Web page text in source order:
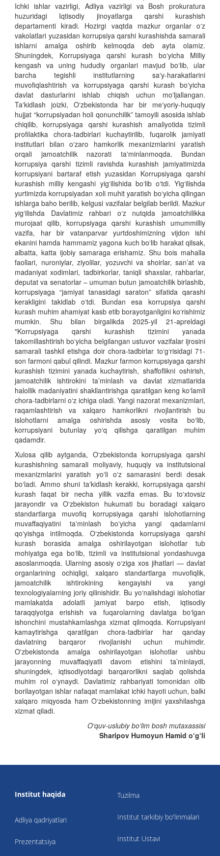
Ichki ishlar vazirligi, Adliya vazirligi va Bosh prokuratura
huzuridagi Iqtisodiy jinoyatlarga qarshi kurashish
departamenti kiradi. Hozirgi vaqtda mazkur organlar o‘z
vakolatlari yuzasidan korrupsiya qarshi kurashishda samarali
ishlarni amalga oshirib kelmoqda deb ayta olamiz.
Shuningdek, Korrupsiyaga qarshi kurash boʻyicha Milliy
kengash va uning hududiy organlari mavjud boʻlib, ular
barcha tegishli institutlarning saʼy-harakatlarini
muvofiqlashtirish va korrupsiyaga qarshi kurash boʻyicha
davlat dasturlarini ishlab chiqish uchun moʻljallangan.
Taʼkidlash joizki, Oʻzbekistonda har bir meʼyoriy-huquqiy
hujjat “korrupsiyadan holi qonunchilik” tamoyili asosida ishlab
chiqilib, korrupsiyaga qarshi kurashish amaliyotida tizimli
profilaktika chora-tadbirlari kuchaytirilib, fuqarolik jamiyati
institutlari bilan oʻzaro hamkorlik mexanizmlarini yaratish
orqali jamoatchilik nazorati taʼminlanmoqda. Bundan
korrupsiya qarshi tizimli ravishda kurashish jamiyatimizda
korrupsiyani bartaraf etish yuzasidan Korrupsiyaga qarshi
kurashish milliy kengashi yig‘ilishida bo‘lib o‘tdi. Yig‘ilishda
yurtimizda korrupsiyadan xoli muhit yaratish bo‘yicha qilingan
ishlarga baho berilib, kelgusi vazifalar belgilab berildi. Mazkur
yig‘ilishda Davlatimiz rahbari o‘z nutqida jamoatchilikka
murojaat qilib, korrupsiyaga qarshi kurashish umummilliy
vazifa, har bir vatanparvar yurtdoshimizning vijdon ishi
ekanini hamda hammamiz yagona kuch bo‘lib harakat qilsak,
albatta, katta ijobiy samaraga erishamiz. Shu bois mahalla
faollari, nuroniylar, ziyolilar, yozuvchi va shoirlar, san’at va
madaniyat xodimlari, tadbirkorlar, taniqli shaxslar, rahbarlar,
deputat va senatorlar – umuman butun jamoatchilik birlashib,
korrupsiyaga “jamiyat tanasidagi saraton” sifatida qarashi
kerakligini takidlab o‘tdi. Bundan esa korrupsiya qarshi
kurash muhim ahamiyat kasb etib borayotganligini ko‘rishimiz
mumkin. Shu bilan birgalikda 2025-yil 21-apreldagi
"Korrupsiyaga qarshi kurashish tizimini yanada
takomillashtirish bo‘yicha belgilangan ustuvor vazifalar ijrosini
samarali tashkil etishga doir chora-tadbirlar to‘g‘risidagi 71-
son farmoni qabul qilindi. Mazkur farmon korrupsiyaga qarshi
kurashish tizimini yanada kuchaytirish, shaffoflikni oshirish,
jamoatchilik ishtirokini ta’minlash va davlat xizmatlarida
halollik madaniyatini shakllantirishga qaratilgan keng ko‘lamli
chora-tadbirlarni o‘z ichiga oladi. Yangi nazorat mexanizmlari,
raqamlashtirish va xalqaro hamkorlikni rivojlantirish bu
islohotlarni amalga oshirishda asosiy vosita bo‘lib,
korrupsiyani butunlay yo‘q qilishga qaratilgan muhim
qadamdir.
Xulosa qilib aytganda, Oʻzbekistonda korrupsiyaga qarshi
kurashishning samarali moliyaviy, huquqiy va institutsional
mexanizmlarini yaratish yoʻli oʻz samarasini berdi desak
boʻladi. Ammo shuni taʼkidlash kerakki, korrupsiyaga qarshi
kurash faqat bir necha yillik vazifa emas. Bu toʻxtovsiz
jarayondir va Oʻzbekiston hukumati bu boradagi xalqaro
standartlarga muvofiq korrupsiyaga qarshi islohotlarning
muvaffaqiyatini taʼminlash boʻyicha yangi qadamlarni
qoʻyishga intilmoqda. O‘zbekistonda korrupsiyaga qarshi
kurash borasida amalga oshirilayotgan islohotlar tub
mohiyatga ega bo‘lib, tizimli va institutsional yondashuvga
asoslanmoqda. Ularning asosiy o‘ziga xos jihatlari — davlat
organlarining ochiqligi, xalqaro standartlarga muvofiqlik,
jamoatchilik ishtirokining kengayishi va yangi
texnologiyalarning joriy qilinishidir. Bu yo‘nalishdagi islohotlar
mamlakatda adolatli jamiyat barpo etish, iqtisodiy
taraqqiyotga erishish va fuqarolarning davlatga bo‘lgan
ishonchini mustahkamlashga xizmat qilmoqda. Korrupsiyani
kamaytirishga qaratilgan chora-tadbirlar har qanday
davlatning barqaror rivojlanishi uchun muhimdir.
O'zbekistonda amalga oshirilayotgan islohotlar ushbu
jarayonning muvaffaqiyatli davom etishini ta’minlaydi,
shuningdek, iqtisodiyotdagi barqarorlikni saqlab qolishda
muhim rol o‘ynaydi. Davlatimiz rahbariyati tomonidan olib
borilayotgan ishlar nafaqat mamlakat ichki hayoti uchun, balki
xalqaro miqyosda ham O‘zbekistonning imijini yaxshilashga
xizmat qiladi.
O‘quv-uslubiy bo‘lim bosh mutaxassisi
Sharipov Humoyun Hamid o‘g‘li
Institut haqida
Adliya qadriyatlari
Prezentatsiya
Tuzilma
Institut tarkibiy bo'linmalari
Institut Ustavi